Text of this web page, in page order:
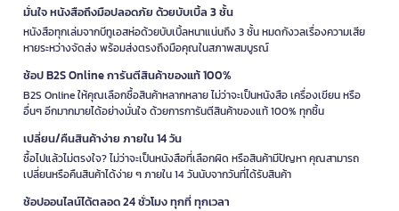
มั่นใจ หนังสือถึงมือปลอดภัย ด้วยบับเบิ้ล 3 ชั้น
หนังสือทุกเล่มจากบีทูเอสห่อด้วยบับเบิ้ลหนาแน่นถึง 3 ชั้น หมดกังวลเรื่องความเสีย
หายระหว่างจัดส่ง พร้อมส่งตรงถึงมือคุณในสภาพสมบูรณ์
ช้อป B2S Online การันตีสินค้าของแท้ 100%
B2S Online ให้คุณเลือกซื้อสินค้าหลากหลาย ไม่ว่าจะเป็นหนังสือ เครื่องเขียน หรือ
อื่นๆ อีกมากมายได้อย่างมั่นใจ ด้วยการการันตีสินค้าของแท้ 100% ทุกชิ้น
เปลี่ยน/คืนสินค้าง่าย ภายใน 14 วัน
ซื้อไปแล้วไม่ตรงใจ? ไม่ว่าจะเป็นหนังสือที่เลือกผิด หรือสินค้ามีปัญหา คุณสามารถ
เปลี่ยนหรือคืนสินค้าได้ง่าย ๆ ภายใน 14 วันนับจากวันที่ได้รับสินค้า
ช้อปออนไลน์ได้ตลอด 24 ชั่วโมง ทุกที่ ทุกเวลา